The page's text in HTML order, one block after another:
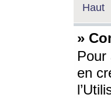
Haut
»
Pour
en